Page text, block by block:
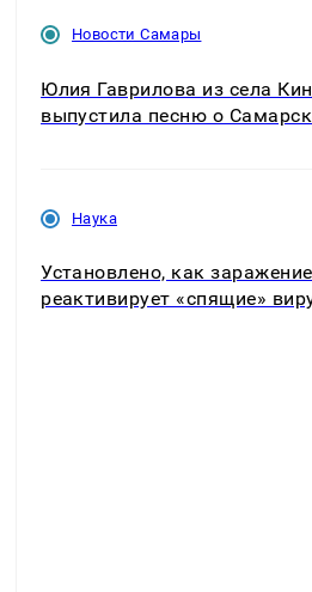
Новости Самары
Юлия Гаврилова из села
выпустила песню о
Наука
Установлено, как
реактивирует «спящие»